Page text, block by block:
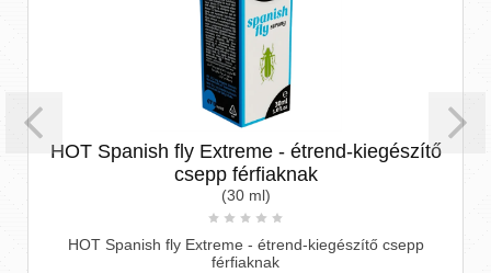
HOT Spanish fly Extreme - étrend-kiegészítő
csepp férfiaknak
(30 ml)
HOT Spanish fly Extreme - étrend-kiegészítő csepp
férfiaknak